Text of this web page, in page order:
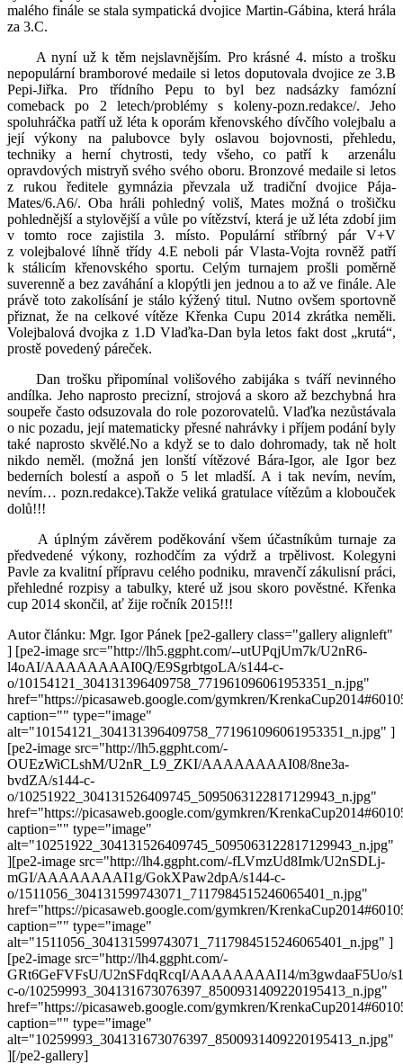
malého finále se stala sympatická dvojice Martin-Gábina, která hrála
za 3.C.
A nyní už k těm nejslavnějším. Pro krásné 4. místo a trošku
nepopulární bramborové medaile si letos doputovala dvojice ze 3.B
Pepi-Jiřka. Pro třídního Pepu to byl bez nadsázky famózní
comeback po 2 letech/problémy s koleny-pozn.redakce/. Jeho
spoluhráčka patří už léta k oporám křenovského dívčího volejbalu a
její výkony na palubovce byly oslavou bojovnosti, přehledu,
techniky a herní chytrosti, tedy všeho, co patří k arzenálu
opravdových mistryň svého svého oboru. Bronzové medaile si letos
z rukou ředitele gymnázia převzala už tradiční dvojice Pája-
Mates/6.A6/. Oba hráli pohledný voliš, Mates možná o trošičku
pohlednější a stylovější a vůle po vítězství, která je už léta zdobí jim
v tomto roce zajistila 3. místo. Populární stříbrný pár V+V
z volejbalové líhně třídy 4.E neboli pár Vlasta-Vojta rovněž patří
k stálicím křenovského sportu. Celým turnajem prošli poměrně
suverenně a bez zaváhání a klopýtli jen jednou a to až ve finále. Ale
právě toto zakolísání je stálo kýžený titul. Nutno ovšem sportovně
přiznat, že na celkové vítěze Křenka Cupu 2014 zkrátka neměli.
Volejbalová dvojka z 1.D Vlaďka-Dan byla letos fakt dost „krutá“,
prostě povedený páreček.
Dan trošku připomínal volišového zabijáka s tváří nevinného
andílka. Jeho naprosto precizní, strojová a skoro až bezchybná hra
soupeře často odsuzovala do role pozorovatelů. Vlaďka nezůstávala
o nic pozadu, její matematicky přesné nahrávky i příjem podání byly
také naprosto skvělé.No a když se to dalo dohromady, tak ně holt
nikdo neměl. (možná jen lonští vítězové Bára-Igor, ale Igor bez
bederních bolestí a aspoň o 5 let mladší. A i tak nevím, nevím,
nevím… pozn.redakce).Takže veliká gratulace vítězům a klobouček
dolů!!!
A úplným závěrem poděkování všem účastníkům turnaje za
předvedené výkony, rozhodčím za výdrž a trpělivost. Kolegyni
Pavle za kvalitní přípravu celého podniku, mravenčí zákulisní práci,
přehledné rozpisy a tabulky, které už jsou skoro pověstné. Křenka
cup 2014 skončil, ať žije ročník 2015!!!
Autor článku: Mgr. Igor Pánek [pe2-gallery class="gallery alignleft"
] [pe2-image src="http://lh5.ggpht.com/--utUPqjUm7k/U2nR6-
l4oAI/AAAAAAAAI0Q/E9SgrbtgoLA/s144-c-
o/10154121_304131396409758_771961096061953351_n.jpg"
href="https://picasaweb.google.com/gymkren/
caption="" type="image"
alt="10154121_304131396409758_771961096061953351_n.jpg" ]
[pe2-image src="http://lh5.ggpht.com/-
OUEzWiCLshM/U2nR_L9_ZKI/AAAAAAAAI08/8ne3a-
bvdZA/s144-c-
o/10251922_304131526409745_5095063122817129943_n.jpg"
href="https://picasaweb.google.com/gymkren/
caption="" type="image"
alt="10251922_304131526409745_5095063122817129943_n.jpg"
][pe2-image src="http://lh4.ggpht.com/-fLVmzUd8Imk/U2nSDLj-
mGI/AAAAAAAAI1g/GokXPaw2dpA/s144-c-
o/1511056_304131599743071_7117984515246065401_n.jpg"
href="https://picasaweb.google.com/gymkren/
caption="" type="image"
alt="1511056_304131599743071_7117984515246065401_n.jpg" ]
[pe2-image src="http://lh4.ggpht.com/-
GRt6GeFVFsU/U2nSFdqRcqI/AAAAAAAAI14/m3gwdaaF5Uo/
c-o/10259993_304131673076397_8500931409220195413_n.jpg"
href="https://picasaweb.google.com/gymkren/
caption="" type="image"
alt="10259993_304131673076397_8500931409220195413_n.jpg"
][/pe2-gallery]